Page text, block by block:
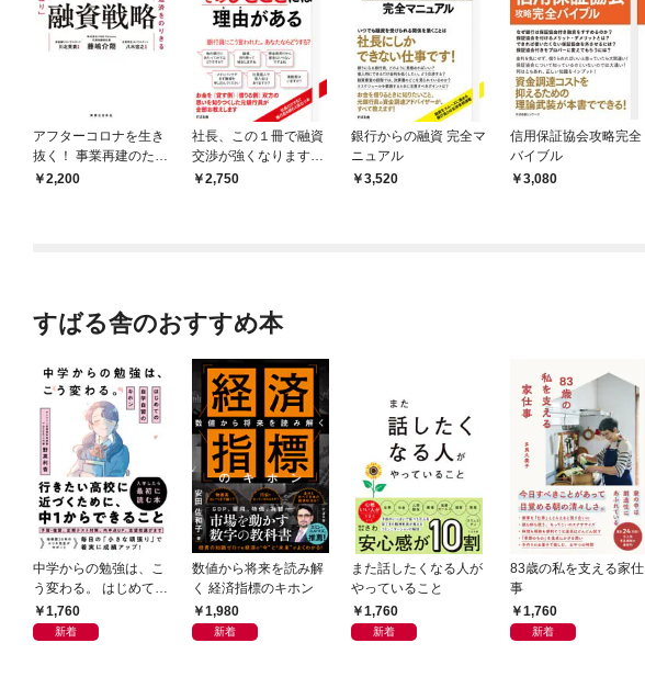
アフターコロナを生き
抜く！ 事業再建のため
の融資戦略
2,200
社長、この１冊で融資
交渉が強くなります！
銀行員のそのひとこと
2,750
銀行からの融資 完全マ
ニュアル
3,520
信用保証協会攻略完全
バイブル
3,080
すばる舎のおすすめ本
中学からの勉強は、こ
う変わる。 はじめての
自学自習のキホン
1,760
新着
数値から将来を読み解
く 経済指標のキホン
1,980
新着
また話したくなる人が
やっていること
1,760
新着
83歳の私を支える家仕
事
1,760
新着